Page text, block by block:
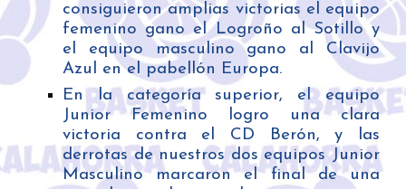
consiguieron amplias victorias el equipo
femenino gano el Logroño al Sotillo y
el equipo masculino gano al Clavijo
Azul en el pabellón Europa.
En la categoría superior, el equipo
Junior Femenino logro una clara
victoria contra el CD Berón, y las
derrotas de nuestros dos equipos Junior
Masculino marcaron el final de una